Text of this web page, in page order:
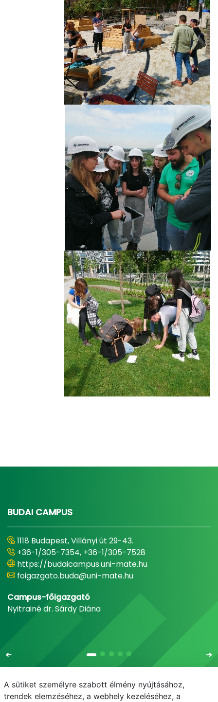
BUDAI CAMPUS
1118 Budapest, Villányi út 29-43.
+36-1/305-7354, +36-1/305-7528
https://budaicampus.uni-mate.hu
foigazgato.buda@uni-mate.hu
Campus-főigazgató
Nyitrainé dr. Sárdy Diána
A sütiket személyre szabott élmény nyújtásához,
trendek elemzéséhez, a webhely kezeléséhez, a